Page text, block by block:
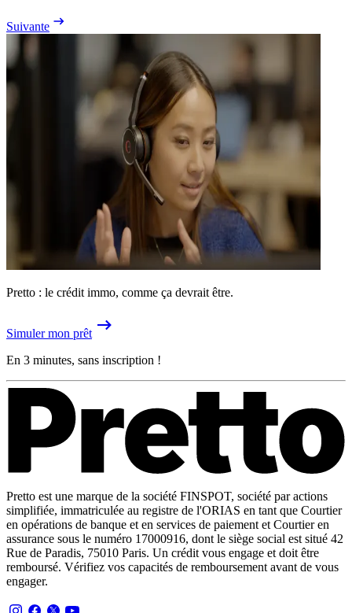
Suivante
Pretto : le crédit immo, comme ça devrait être.
Simuler mon prêt
En 3 minutes, sans inscription !
Pretto est une marque de la société FINSPOT, société par actions
simplifiée, immatriculée au registre de l'ORIAS en tant que Courtier
en opérations de banque et en services de paiement et Courtier en
assurance sous le numéro 17000916, dont le siège social est situé 42
Rue de Paradis, 75010 Paris. Un crédit vous engage et doit être
remboursé. Vérifiez vos capacités de remboursement avant de vous
engager.